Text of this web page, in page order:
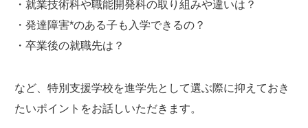
・就業技術科や職能開発科の取り組みや違いは？
・発達障害*のある子も入学できるの？
・卒業後の就職先は？
など、特別支援学校を進学先として選ぶ際に抑えておき
たいポイントをお話しいただきます。